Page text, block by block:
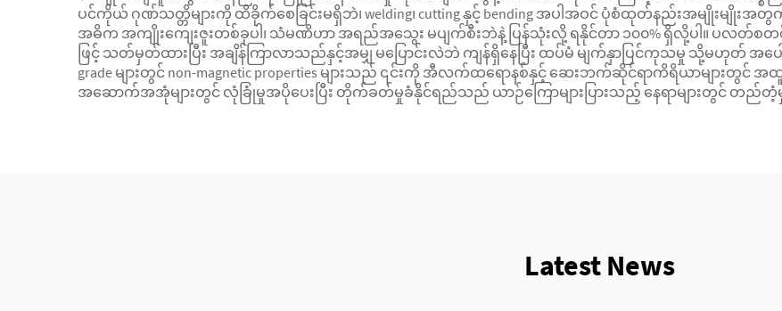
ပင်ကိုယ် ဂုဏ်သတ္တိများကို ထိခိုက်စေခြင်းမရှိဘဲ၊ welding၊ cutting နှင့် bending အပါအဝင် ပုံစံထုတ်နည်းအမျိုးမ
အဓိက အကျိုးကျေးဇူးတစ်ခုပါ၊ သံမဏိဟာ အရည်အသွေး မပျက်စီးဘဲနဲ့ ပြန်သုံးလို့ ရနိုင်တာ ၁၀၀% ရှိလို့ပါ။ ပလတ်
ဖြင့် သတ်မှတ်ထားပြီး အချိန်ကြာလာသည်နှင့်အမျှ မပြောင်းလဲဘဲ ကျန်ရှိနေပြီး ထပ်မံ မျက်နှာပြင်ကုသမှု သို့မဟုတ် အပေ
grade များတွင် non-magnetic properties များသည် ၎င်းကို အီလက်ထရောနစ်နှင့် ဆေးဘက်ဆိုင်ရာကိရိယာမျာ
အဆောက်အအုံများတွင် လုံခြုံမှုအပိုပေးပြီး တိုက်ခတ်မှုခံနိုင်ရည်သည် ယာဉ်ကြောများပြားသည့် နေရာများတွင် တည်
Latest News